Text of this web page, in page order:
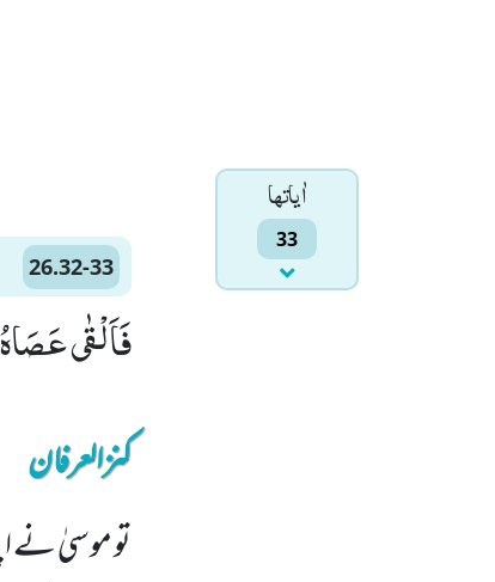
اٰياتها
33
26.32-33
فَاَلْقٰى عَصَاهُ فَاِذَا هِیَ
کنزالعرفان
تو موسیٰ نے